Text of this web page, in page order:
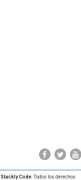
Stackly Code. Todos los derechos